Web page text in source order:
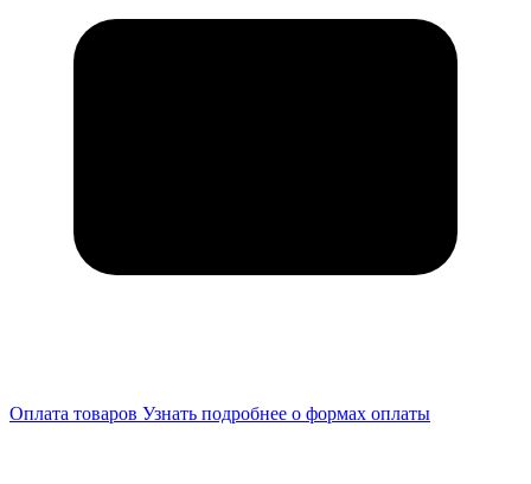
Оплата товаров Узнать подробнее о формах оплаты